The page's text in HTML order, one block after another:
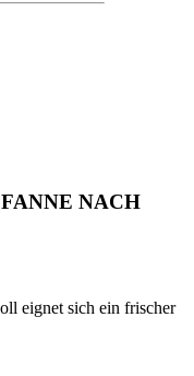
NACH
eignet sich ein frischer